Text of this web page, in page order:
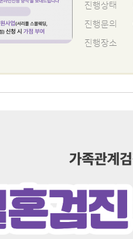
진행상태
진행문의
진행장소